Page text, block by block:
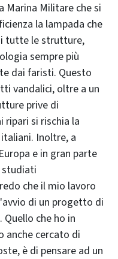
Militare che si
la lampada che
tutte le strutture,
sempre più
dai faristi. Questo
vandalici, oltre a un
prive di
ripari si rischia la
Inoltre, a
e in gran parte
studiati
che il mio lavoro
di un progetto di
che ho in
anche cercato di
è di pensare ad un